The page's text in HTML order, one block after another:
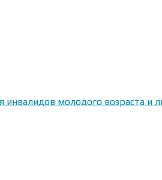
инвалидов молодого возраста